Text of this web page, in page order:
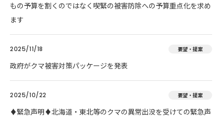
もの予算を割くのではなく喫緊の被害防除への予算重点化を求め
ます
2025/11/18 要望・提案
政府がクマ被害対策パッケージを発表
2025/10/22 要望・提案
♦️緊急声明♦️北海道・東北等のクマの異常出没を受けての緊急声